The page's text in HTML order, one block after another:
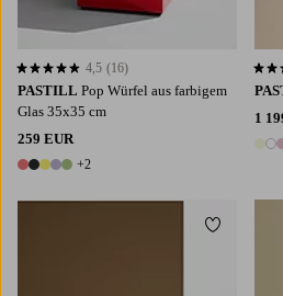
PASTILL Pop Würfel aus farbigem
Glas 35x35 cm
259 EUR
7 Farben
+2
4,5 basierend auf 16 Bewertungen
4,5 (16)
1
6
4,3
Zu